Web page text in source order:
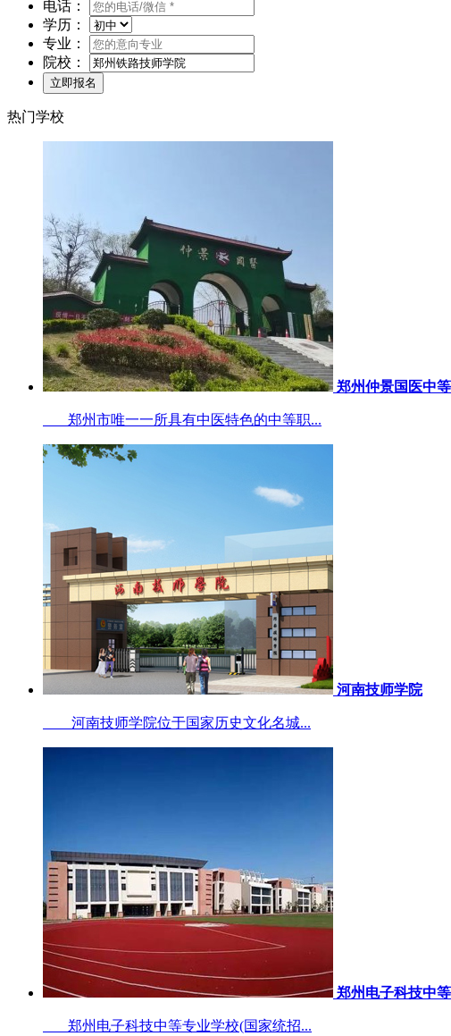
电话：
学历：
专业：
院校：
热门学校
郑州仲景国医中
郑州市唯一一所具有中医特色的中等职...
河南技师学院
河南技师学院位于国家历史文化名城...
郑州电子科技中
郑州电子科技中等专业学校(国家统招...